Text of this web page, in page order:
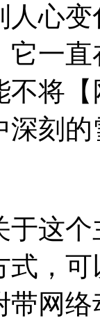
人心
它一
不将
深刻
于这
式，
带网